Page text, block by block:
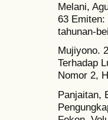
Melani,
63
tahunan-
Mujiyono.
Terhadap
Nomor 2,
Panjaitan,